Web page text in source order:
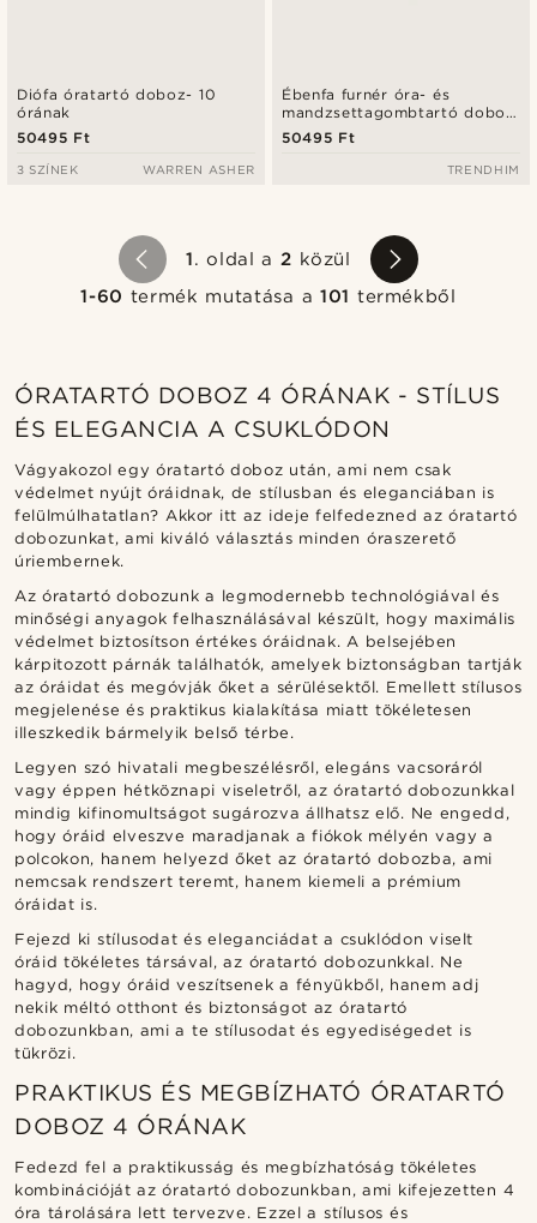
Diófa óratartó doboz- 10
órának
50495 Ft
3 SZÍNEK WARREN ASHER
Ébenfa furnér óra- és
mandzsettagombtartó doboz
- 6 rekeszes
50495 Ft
TRENDHIM
1. oldal a 2 közül
1-60 termék mutatása a101 termékből
ÓRATARTÓ DOBOZ 4 ÓRÁNAK - STÍLUS
ÉS ELEGANCIA A CSUKLÓDON
Vágyakozol egy óratartó doboz után, ami nem csak
védelmet nyújt óráidnak, de stílusban és eleganciában is
felülmúlhatatlan? Akkor itt az ideje felfedezned az óratartó
dobozunkat, ami kiváló választás minden óraszerető
úriembernek.
Az óratartó dobozunk a legmodernebb technológiával és
minőségi anyagok felhasználásával készült, hogy maximális
védelmet biztosítson értékes óráidnak. A belsejében
kárpitozott párnák találhatók, amelyek biztonságban tartják
az óráidat és megóvják őket a sérülésektől. Emellett stílusos
megjelenése és praktikus kialakítása miatt tökéletesen
illeszkedik bármelyik belső térbe.
Legyen szó hivatali megbeszélésről, elegáns vacsoráról
vagy éppen hétköznapi viseletről, az óratartó dobozunkkal
mindig kifinomultságot sugározva állhatsz elő. Ne engedd,
hogy óráid elveszve maradjanak a fiókok mélyén vagy a
polcokon, hanem helyezd őket az óratartó dobozba, ami
nemcsak rendszert teremt, hanem kiemeli a prémium
óráidat is.
Fejezd ki stílusodat és eleganciádat a csuklódon viselt
óráid tökéletes társával, az óratartó dobozunkkal. Ne
hagyd, hogy óráid veszítsenek a fényükből, hanem adj
nekik méltó otthont és biztonságot az óratartó
dobozunkban, ami a te stílusodat és egyediségedet is
tükrözi.
PRAKTIKUS ÉS MEGBÍZHATÓ ÓRATARTÓ
DOBOZ 4 ÓRÁNAK
Fedezd fel a praktikusság és megbízhatóság tökéletes
kombinációját az óratartó dobozunkban, ami kifejezetten 4
óra tárolására lett tervezve. Ezzel a stílusos és